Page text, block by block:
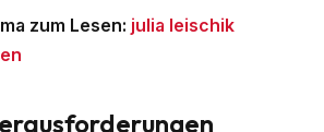
zum Lesen: julia leischik